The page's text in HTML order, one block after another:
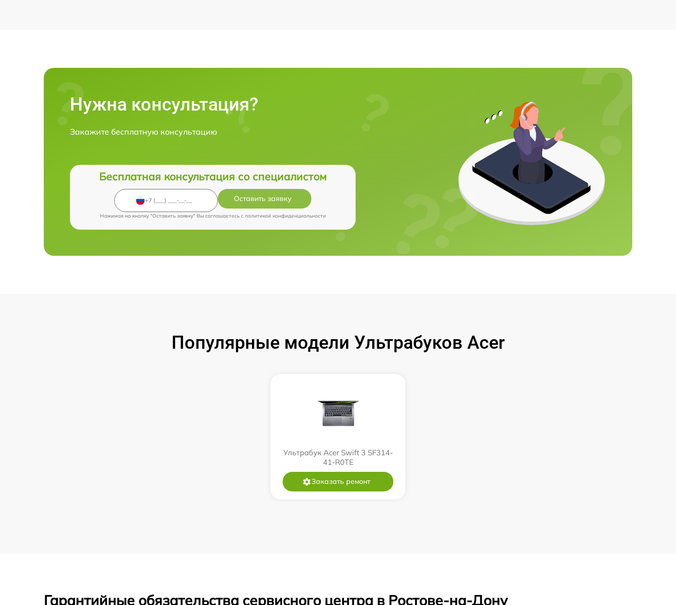
Нужна консультация?
Закажите бесплатную консультацию
Бесплатная консультация со специалистом
Оставить заявку
Нажимая на кнопку "Оставить заявку" Вы соглашаетесь c политикой конфиденциальности
Популярные модели Ультрабуков Acer
Ультрабук Acer Swift 3 SF314-
41-R0TE
Заказать ремонт
Гарантийные обязательства сервисного центра в Ростове-на-Дону